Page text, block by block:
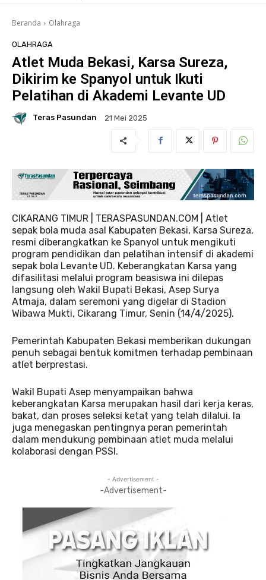
Beranda Olahraga
OLAHRAGA
Atlet Muda Bekasi, Karsa Sureza,
Dikirim ke Spanyol untuk Ikuti
Pelatihan di Akademi Levante UD
Teras Pasundan 21 Mei 2025
CIKARANG TIMUR | TERASPASUNDAN.COM | Atlet
sepak bola muda asal Kabupaten Bekasi, Karsa Sureza,
resmi diberangkatkan ke Spanyol untuk mengikuti
program pendidikan dan pelatihan intensif di akademi
sepak bola Levante UD. Keberangkatan Karsa yang
difasilitasi melalui program beasiswa ini dilepas
langsung oleh Wakil Bupati Bekasi, Asep Surya
Atmaja, dalam seremoni yang digelar di Stadion
Wibawa Mukti, Cikarang Timur, Senin (14/4/2025).
Pemerintah Kabupaten Bekasi memberikan dukungan
penuh sebagai bentuk komitmen terhadap pembinaan
atlet berprestasi.
Wakil Bupati Asep menyampaikan bahwa
keberangkatan Karsa merupakan hasil dari kerja keras,
bakat, dan proses seleksi ketat yang telah dilalui. Ia
juga menegaskan pentingnya peran pemerintah
dalam mendukung pembinaan atlet muda melalui
kolaborasi dengan PSSI.
- Advertisement -
-Advertisement-